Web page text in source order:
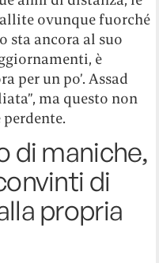
ovunque fuorché
sta ancora al suo
è
per un po’. Assad
ma questo non
di maniche,
di
propria